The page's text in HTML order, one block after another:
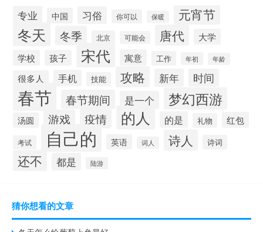
专业 中国 习俗 你可以 保暖 元宵节
冬天 冬季 北京 可能会 唐代
大学
学校
孩子 宋代 寓意 工作 年初 年龄
很多人 手机 技能 攻略 新年 时间
春节 春节期间 是一个 梦幻西游
汤圆 游戏 疫情 的人 的是 礼物 红包
考试 自己的 英语 词人 诗人 诗词
还不 都是 陆游
猜你想看的文章